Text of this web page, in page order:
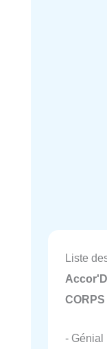
Liste
CORPS
- Génial